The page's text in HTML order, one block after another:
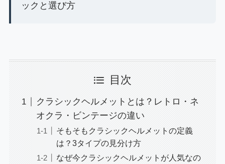
ックと選び方
目次
クラシックヘルメットとは？レトロ・ネ
オクラ・ビンテージの違い
そもそもクラシックヘルメットの定義
は？3タイプの見分け方
なぜ今クラシックヘルメットが人気なの